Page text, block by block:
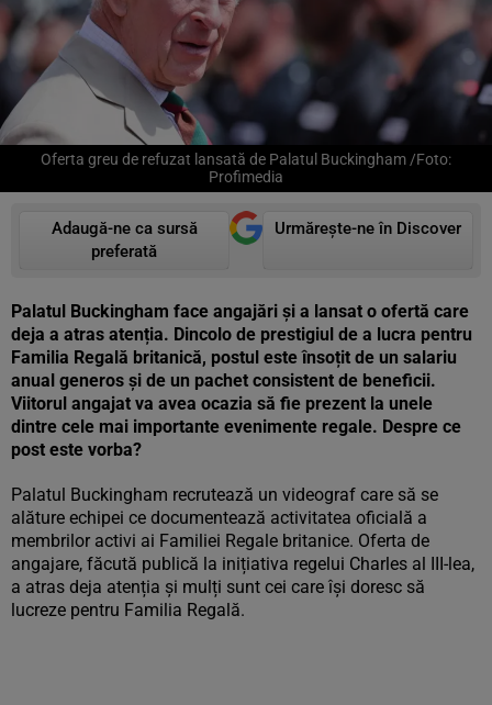
Oferta greu de refuzat lansată de Palatul Buckingham /Foto:
Profimedia
Adaugă-ne ca sursă
preferată
Urmărește-ne în Discover
Palatul Buckingham face angajări și a lansat o ofertă care
deja a atras atenția. Dincolo de prestigiul de a lucra pentru
Familia Regală britanică, postul este însoțit de un salariu
anual generos și de un pachet consistent de beneficii.
Viitorul angajat va avea ocazia să fie prezent la unele
dintre cele mai importante evenimente regale. Despre ce
post este vorba?
Palatul Buckingham recrutează un videograf care să se
alăture echipei ce documentează activitatea oficială a
membrilor activi ai Familiei Regale britanice. Oferta de
angajare, făcută publică la inițiativa regelui Charles al III-lea,
a atras deja atenția și mulți sunt cei care își doresc să
lucreze pentru Familia Regală.